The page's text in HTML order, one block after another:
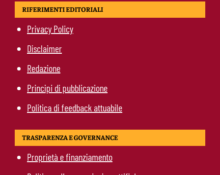
RIFERIMENTI EDITORIALI
Privacy Policy
Disclaimer
Redazione
Principi di pubblicazione
Politica di feedback attuabile
TRASPARENZA E GOVERNANCE
Proprietà e finanziamento